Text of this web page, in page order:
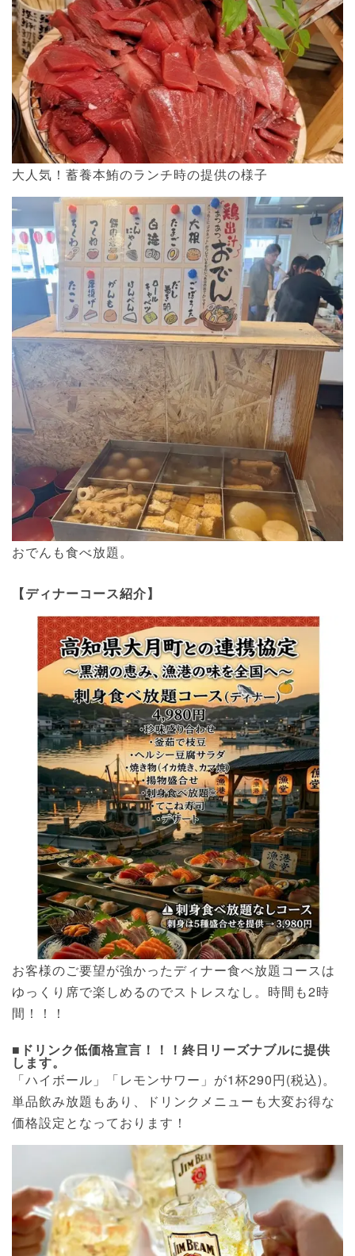
大人気！蓄養本鮪のランチ時の提供の様子
おでんも食べ放題。
【ディナーコース紹介】
お客様のご要望が強かったディナー食べ放題コースは
ゆっくり席で楽しめるのでストレスなし。時間も2時
間！！！
■ドリンク低価格宣言！！！終日リーズナブルに提供
します。
「ハイボール」「レモンサワー」が1杯290円(税込)。
単品飲み放題もあり、ドリンクメニューも大変お得な
価格設定となっております！